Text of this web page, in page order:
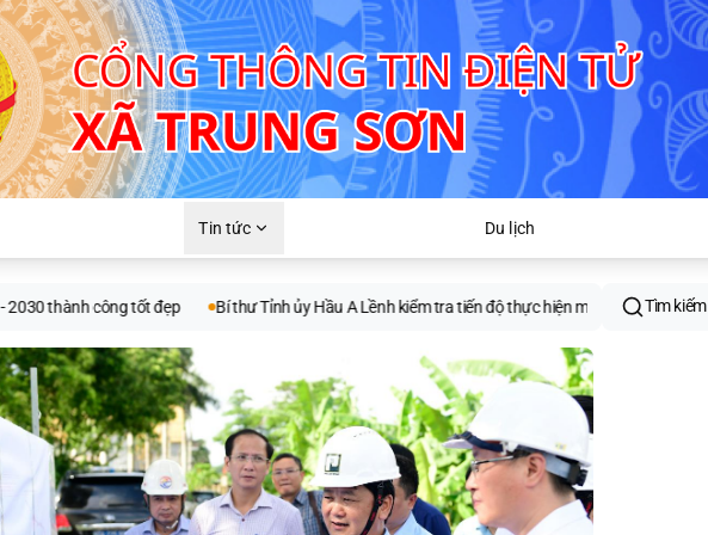
Tin tức Du lịch
công tốt đẹp Bí thư Tỉnh ủy Hầu A Lềnh kiểm tra tiến độ thực hiện một số dự án tại Tân Trào
Tìm kiếm